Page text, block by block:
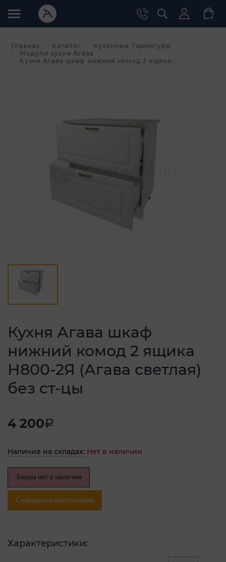
Главная Каталог
Кухонные Гарнитуры
Модули кухни Агава
Кухня Агава шкаф нижний комод 2 ящика...
Кухня Агава шкаф
нижний комод 2 ящика
Н800-2Я (Агава светлая)
без ст-цы
4 200a
Наличие на складах: Нет в наличии
Товара нет в наличии
Сообщить о поступлении
Характеристики: